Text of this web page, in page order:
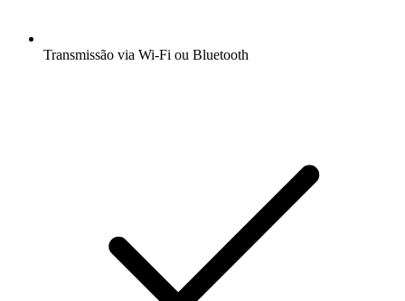
Transmissão via Wi-Fi ou Bluetooth